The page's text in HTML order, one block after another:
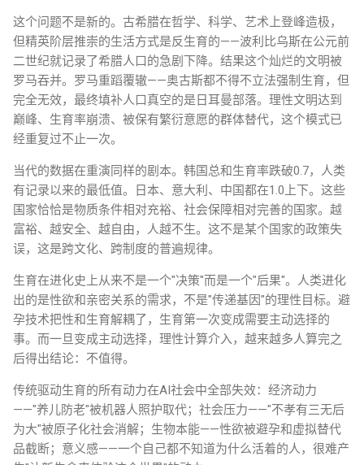
这个问题不是新的。古希腊在哲学、科学、艺术上登峰造极，
但精英阶层推崇的生活方式是反生育的——波利比乌斯在公元前
二世纪就记录了希腊人口的急剧下降。结果这个灿烂的文明被
罗马吞并。罗马重蹈覆辙——奥古斯都不得不立法强制生育，但
完全无效，最终填补人口真空的是日耳曼部落。理性文明达到
巅峰、生育率崩溃、被保有繁衍意愿的群体替代，这个模式已
经重复过不止一次。
当代的数据在重演同样的剧本。韩国总和生育率跌破0.7，人类
有记录以来的最低值。日本、意大利、中国都在1.0上下。这些
国家恰恰是物质条件相对充裕、社会保障相对完善的国家。越
富裕、越安全、越自由，人越不生。这不是某个国家的政策失
误，这是跨文化、跨制度的普遍规律。
生育在进化史上从来不是一个"决策"而是一个"后果"。人类进化
出的是性欲和亲密关系的需求，不是"传递基因"的理性目标。避
孕技术把性和生育解耦了，生育第一次变成需要主动选择的
事。而一旦变成主动选择，理性计算介入，越来越多人算完之
后得出结论：不值得。
传统驱动生育的所有动力在AI社会中全部失效：经济动力
——"养儿防老"被机器人照护取代；社会压力——"不孝有三无后
为大"被原子化社会消解；生物本能——性欲被避孕和虚拟替代
品截断；意义感——一个自己都不知道为什么活着的人，很难产